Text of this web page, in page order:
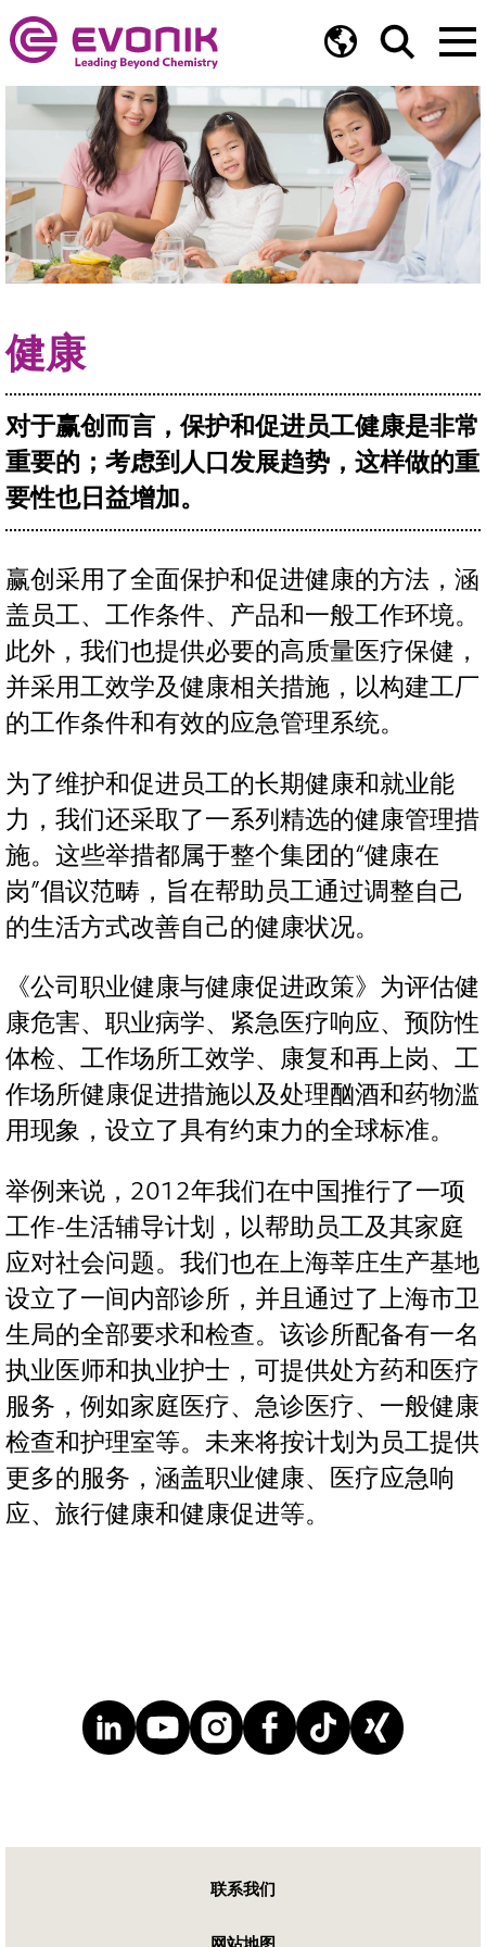
健康
对于赢创而言，保护和促进员工健康是非常
重要的；考虑到人口发展趋势，这样做的重
要性也日益增加。
赢创采用了全面保护和促进健康的方法，涵
盖员工、工作条件、产品和一般工作环境。
此外，我们也提供必要的高质量医疗保健，
并采用工效学及健康相关措施，以构建工厂
的工作条件和有效的应急管理系统。
为了维护和促进员工的长期健康和就业能
力，我们还采取了一系列精选的健康管理措
施。这些举措都属于整个集团的“健康在
岗”倡议范畴，旨在帮助员工通过调整自己
的生活方式改善自己的健康状况。
《公司职业健康与健康促进政策》为评估健
康危害、职业病学、紧急医疗响应、预防性
体检、工作场所工效学、康复和再上岗、工
作场所健康促进措施以及处理酗酒和药物滥
用现象，设立了具有约束力的全球标准。
举例来说，2012年我们在中国推行了一项
工作-生活辅导计划，以帮助员工及其家庭
应对社会问题。我们也在上海莘庄生产基地
设立了一间内部诊所，并且通过了上海市卫
生局的全部要求和检查。该诊所配备有一名
执业医师和执业护士，可提供处方药和医疗
服务，例如家庭医疗、急诊医疗、一般健康
检查和护理室等。未来将按计划为员工提供
更多的服务，涵盖职业健康、医疗应急响
应、旅行健康和健康促进等。
联系我们